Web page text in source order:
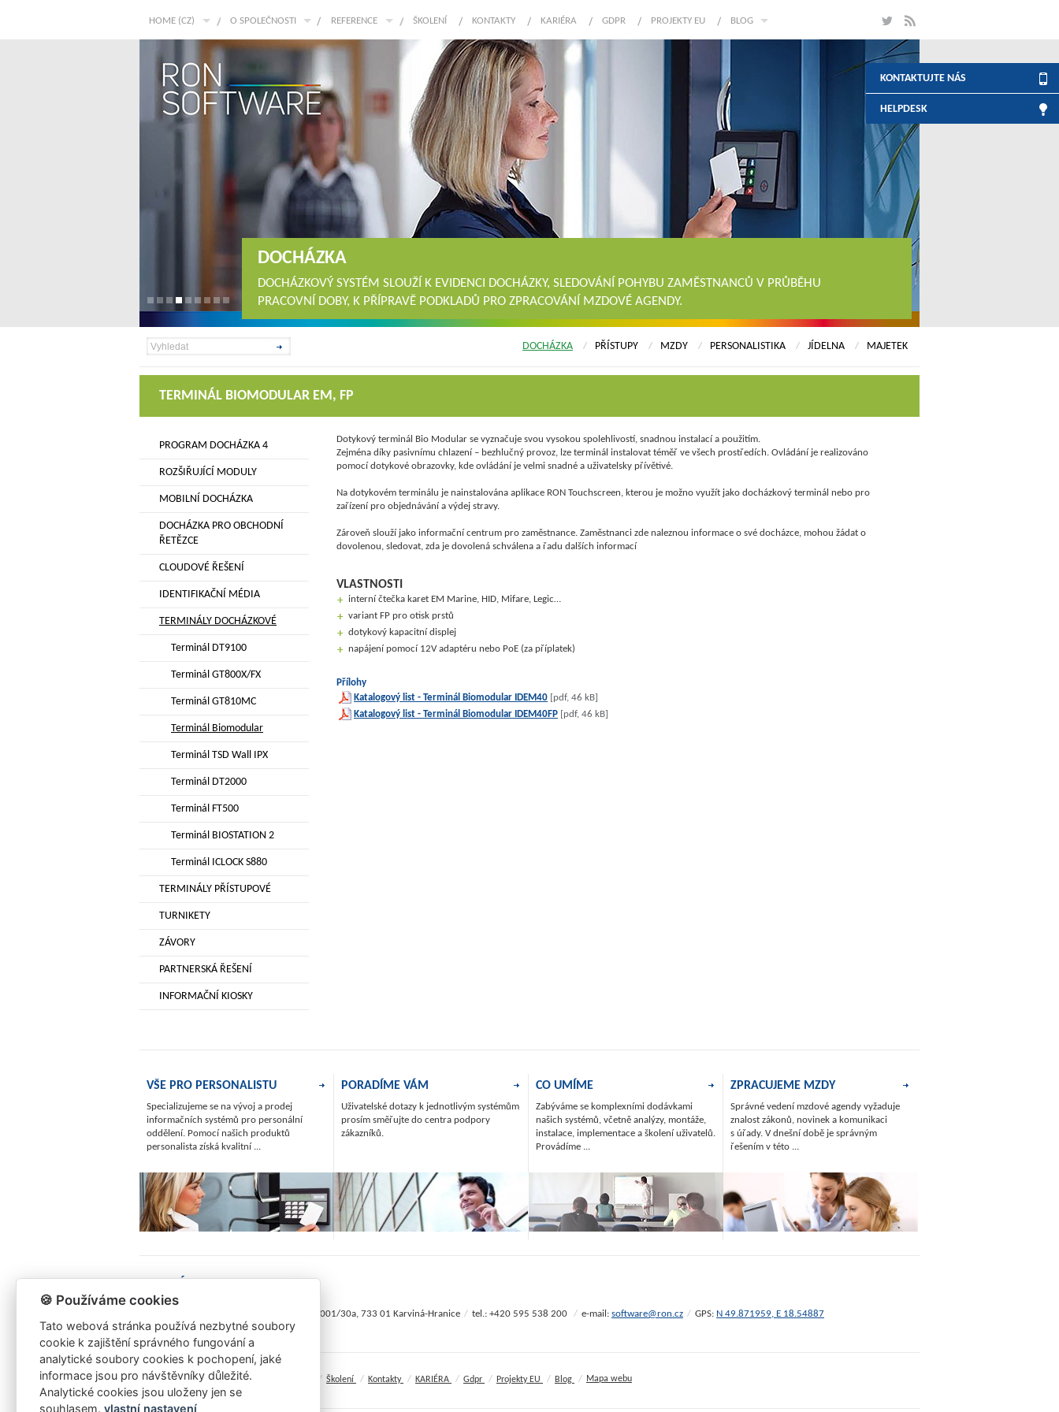
HOME (CZ) O SPOLEČNOSTI REFERENCE ŠKOLENÍ KONTAKTY KARIÉRA GDPR PROJEKTY EU BLOG
DOCHÁZKA
DOCHÁZKOVÝ SYSTÉM SLOUŽÍ K EVIDENCI DOCHÁZKY, SLEDOVÁNÍ POHYBU ZAMĚSTNANCŮ V PRŮBĚHU
PRACOVNÍ DOBY, K PŘÍPRAVĚ PODKLADŮ PRO ZPRACOVÁNÍ MZDOVÉ AGENDY.
DOCHÁZKA / PŘÍSTUPY / MZDY / PERSONALISTIKA / JÍDELNA / MAJETEK
TERMINÁL BIOMODULAR EM, FP
PROGRAM DOCHÁZKA 4
ROZŠIŘUJÍCÍ MODULY
MOBILNÍ DOCHÁZKA
DOCHÁZKA PRO OBCHODNÍ
ŘETĚZCE
CLOUDOVÉ ŘEŠENÍ
IDENTIFIKAČNÍ MÉDIA
TERMINÁLY DOCHÁZKOVÉ
Terminál DT9100
Terminál GT800X/FX
Terminál GT810MC
Terminál Biomodular
Terminál TSD Wall IPX
Terminál DT2000
Terminál FT500
Terminál BIOSTATION 2
Terminál ICLOCK S880
TERMINÁLY PŘÍSTUPOVÉ
TURNIKETY
ZÁVORY
PARTNERSKÁ ŘEŠENÍ
INFORMAČNÍ KIOSKY
Dotykový terminál Bio Modular se vyznačuje svou vysokou spolehlivostí, snadnou instalací a použitím.
Zejména díky pasivnímu chlazení – bezhlučný provoz, lze terminál instalovat téměř ve všech prostředích. Ovládání je realizováno
pomocí dotykové obrazovky, kde ovládání je velmi snadné a uživatelsky přívětivé.
Na dotykovém terminálu je nainstalována aplikace RON Touchscreen, kterou je možno využít jako docházkový terminál nebo pro
zařízení pro objednávání a výdej stravy.
Zároveň slouží jako informační centrum pro zaměstnance. Zaměstnanci zde naleznou informace o své docházce, mohou žádat o
dovolenou, sledovat, zda je dovolená schválena a řadu dalších informací
VLASTNOSTI
interní čtečka karet EM Marine, HID, Mifare, Legic…
variant FP pro otisk prstů
dotykový kapacitní displej
napájení pomocí 12V adaptéru nebo PoE (za příplatek)
Přílohy
Katalogový list - Terminál Biomodular IDEM40 [pdf, 46 kB]
Katalogový list - Terminál Biomodular IDEM40FP [pdf, 46 kB]
VŠE PRO PERSONALISTU
Specializujeme se na vývoj a prodej
informačních systémů pro personální
oddělení. Pomocí našich produktů
personalista získá kvalitní ...
PORADÍME VÁM
Uživatelské dotazy k jednotlivým systémům
prosím směřujte do centra podpory
zákazníků.
CO UMÍME
Zabýváme se komplexními dodávkami
našich systémů, včetně analýzy, montáže,
instalace, implementace a školení uživatelů.
Provádíme ...
ZPRACUJEME MZDY
Správné vedení mzdové agendy vyžaduje
znalost zákonů, novinek a komunikaci
s úřady. V dnešní době je správným
řešením v této ...
RON Software, spol. s r.o., Rudé armády 2001/30a, 733 01 Karviná-Hranice / tel.: +420 595 538 200 / e-mail: software@ron.cz / GPS: N 49.871959, E 18.54887
Home (CZ) / O společnosti / Školení / Kontakty / KARIÉRA / Gdpr / Projekty EU / Blog / Mapa webu
KONTAKTUJTE NÁS
HELPDESK
🍪 Používáme cookies
Tato webová stránka používá nezbytné soubory
cookie k zajištění správného fungování a
analytické soubory cookies k pochopení, jaké
informace jsou pro návštěvníky důležité.
Analytické cookies jsou uloženy jen se
souhlasem. vlastní nastavení